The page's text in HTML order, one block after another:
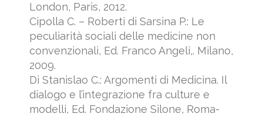
London, Paris, 2012.
Cipolla C. – Roberti di Sarsina P.: Le
peculiarità sociali delle medicine non
convenzionali, Ed. Franco Angeli,. Milano,
2009.
Di Stanislao C.: Argomenti di Medicina. Il
dialogo e l’integrazione fra culture e
modelli, Ed. Fondazione Silone, Roma-